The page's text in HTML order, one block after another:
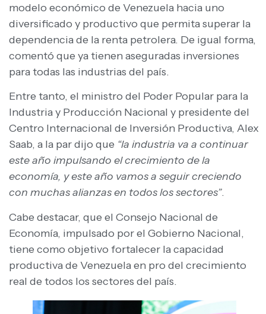
modelo económico de Venezuela hacia uno
diversificado y productivo que permita superar la
dependencia de la renta petrolera. De igual forma,
comentó que ya tienen aseguradas inversiones
para todas las industrias del país.
Entre tanto, el ministro del Poder Popular para la
Industria y Producción Nacional y presidente del
Centro Internacional de Inversión Productiva, Alex
Saab, a la par dijo que “la industria va a continuar
este año impulsando el crecimiento de la
economía, y este año vamos a seguir creciendo
con muchas alianzas en todos los sectores”.
Cabe destacar, que el Consejo Nacional de
Economía, impulsado por el Gobierno Nacional,
tiene como objetivo fortalecer la capacidad
productiva de Venezuela en pro del crecimiento
real de todos los sectores del país.